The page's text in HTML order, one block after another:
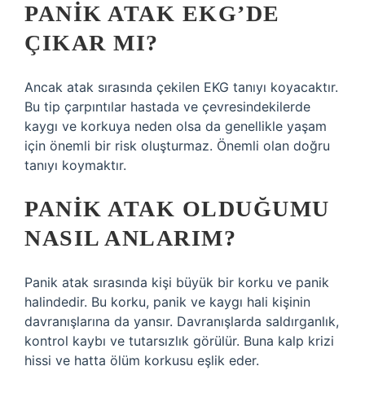
PANIK ATAK EKG’DE
ÇIKAR MI?
Ancak atak sırasında çekilen EKG tanıyı koyacaktır.
Bu tip çarpıntılar hastada ve çevresindekilerde
kaygı ve korkuya neden olsa da genellikle yaşam
için önemli bir risk oluşturmaz. Önemli olan doğru
tanıyı koymaktır.
PANIK ATAK OLDUĞUMU
NASIL ANLARIM?
Panik atak sırasında kişi büyük bir korku ve panik
halindedir. Bu korku, panik ve kaygı hali kişinin
davranışlarına da yansır. Davranışlarda saldırganlık,
kontrol kaybı ve tutarsızlık görülür. Buna kalp krizi
hissi ve hatta ölüm korkusu eşlik eder.